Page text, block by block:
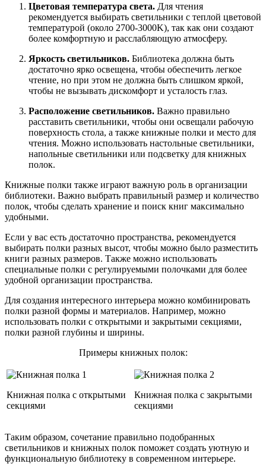
Цветовая температура света. Для чтения
рекомендуется выбирать светильники с теплой цветовой
температурой (около 2700-3000K), так как они создают
более комфортную и расслабляющую атмосферу.
Яркость светильников. Библиотека должна быть
достаточно ярко освещена, чтобы обеспечить легкое
чтение, но при этом не должна быть слишком яркой,
чтобы не вызывать дискомфорт и усталость глаз.
Расположение светильников. Важно правильно
расставить светильники, чтобы они освещали рабочую
поверхность стола, а также книжные полки и место для
чтения. Можно использовать настольные светильники,
напольные светильники или подсветку для книжных
полок.
Книжные полки также играют важную роль в организации
библиотеки. Важно выбрать правильный размер и количество
полок, чтобы сделать хранение и поиск книг максимально
удобными.
Если у вас есть достаточно пространства, рекомендуется
выбирать полки разных высот, чтобы можно было разместить
книги разных размеров. Также можно использовать
специальные полки с регулируемыми полочками для более
удобной организации пространства.
Для создания интересного интерьера можно комбинировать
полки разной формы и материалов. Например, можно
использовать полки с открытыми и закрытыми секциями,
полки разной глубины и ширины.
Примеры книжных полок:
Книжная полка с открытыми
секциями
Книжная полка с закрытыми
секциями
Таким образом, сочетание правильно подобранных
светильников и книжных полок поможет создать уютную и
функциональную библиотеку в современном интерьере.